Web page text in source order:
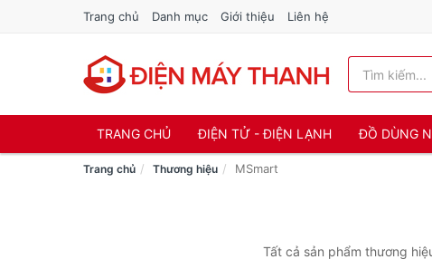
Trang chủ Danh mục Giới thiệu Liên hệ
TRANG CHỦ ĐIỆN TỬ - ĐIỆN LẠNH ĐỒ DÙNG
Trang chủ Thương hiệu MSmart
Tất cả sản phẩm thương